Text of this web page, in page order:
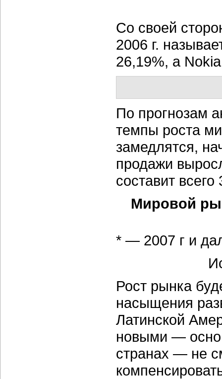
Со своей
2006 г.
26,19%, а
По прогнозам
темпы роста
замедлятся,
продажи
составит всего
Мировой
* — 2007 г и
Рост рынка
насыщения
Латинской
новыми —
странах — не